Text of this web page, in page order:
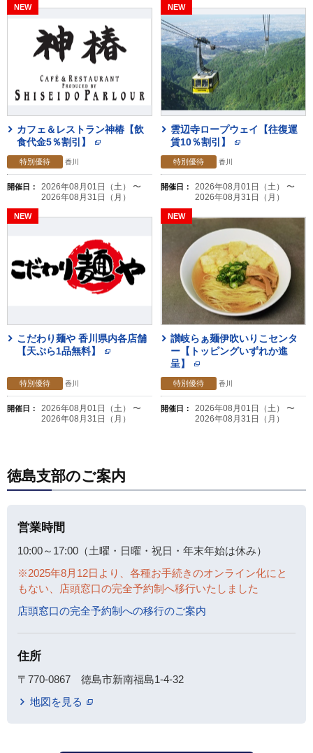
カフェ＆レストラン神椿【飲
食代金5％割引】
特別優待 香川
開催日：
2026年08月01日（土） 〜
2026年08月31日（月）
雲辺寺ロープウェイ【往復運
賃10％割引】
特別優待 香川
開催日：
2026年08月01日（土） 〜
2026年08月31日（月）
こだわり麺や 香川県内各店舗
【天ぷら1品無料】
特別優待 香川
開催日：
2026年08月01日（土） 〜
2026年08月31日（月）
讃岐らぁ麺伊吹いりこセンタ
ー【トッピングいずれか進
呈】
特別優待 香川
開催日：
2026年08月01日（土） 〜
2026年08月31日（月）
徳島支部のご案内
営業時間
10:00～17:00（土曜・日曜・祝日・年末年始は休み）
※2025年8月12日より、各種お手続きのオンライン化にと
もない、店頭窓口の完全予約制へ移行いたしました
店頭窓口の完全予約制への移行のご案内
住所
〒770-0867 徳島市新南福島1-4-32
地図を見る